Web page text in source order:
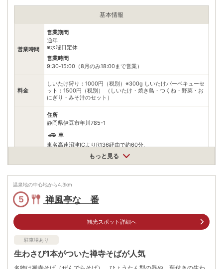
基本情報
営業時間
営業期間
通年
※水曜日定休
営業時間
9:30‐15:00（8月のみ18:00まで営業）
料金
しいたけ狩り：1000円（税別）※300g しいたけバーベキューセ
ット：1500円（税別） （しいたけ・焼き鳥・つくね・野菜・お
にぎり・みそ汁のセット）
住所
静岡県伊豆市年川785-1
車
東名高速沼津ICよりR136経由で約60分、
東名高速沼津ICより伊豆中央道経由（大仁南IC下車）で約50分
公共交通機関
「年川」にて下車後、徒歩10分
駐車場
無料（33台）
電話番号 0558728484
※ 掲載情報は変更になる場合があります。最新の内容はご利用前にご自身でお
問合せください。
もっと見る
温泉地の中心地から4.3km
5 禅風亭なゝ番
観光スポット詳細へ
駐車場あり
生わさび1本がついた禅寺そばが人気